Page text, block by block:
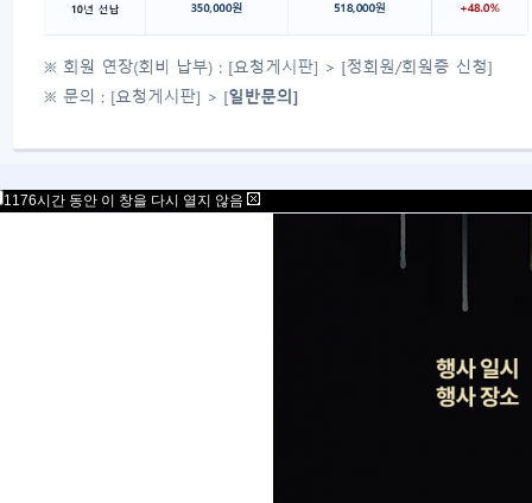
1176시간 동안 이 창을 다시 열지 않음